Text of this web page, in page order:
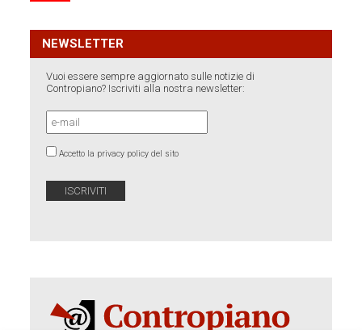
NEWSLETTER
Vuoi essere sempre aggiornato sulle notizie di
Contropiano? Iscriviti alla nostra newsletter:
Accetto la privacy policy del sito